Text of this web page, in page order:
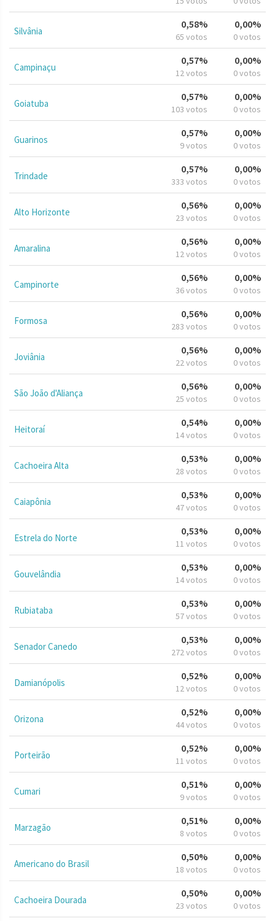
Silvânia
0,58%
65 votos
0,00%
0 votos
Campinaçu
0,57%
12 votos
0,00%
0 votos
Goiatuba
0,57%
103 votos
0,00%
0 votos
Guarinos
0,57%
9 votos
0,00%
0 votos
Trindade
0,57%
333 votos
0,00%
0 votos
Alto Horizonte
0,56%
23 votos
0,00%
0 votos
Amaralina
0,56%
12 votos
0,00%
0 votos
Campinorte
0,56%
36 votos
0,00%
0 votos
Formosa
0,56%
283 votos
0,00%
0 votos
Joviânia
0,56%
22 votos
0,00%
0 votos
São João d'Aliança
0,56%
25 votos
0,00%
0 votos
Heitoraí
0,54%
14 votos
0,00%
0 votos
Cachoeira Alta
0,53%
28 votos
0,00%
0 votos
Caiapônia
0,53%
47 votos
0,00%
0 votos
Estrela do Norte
0,53%
11 votos
0,00%
0 votos
Gouvelândia
0,53%
14 votos
0,00%
0 votos
Rubiataba
0,53%
57 votos
0,00%
0 votos
Senador Canedo
0,53%
272 votos
0,00%
0 votos
Damianópolis
0,52%
12 votos
0,00%
0 votos
Orizona
0,52%
44 votos
0,00%
0 votos
Porteirão
0,52%
11 votos
0,00%
0 votos
Cumari
0,51%
9 votos
0,00%
0 votos
Marzagão
0,51%
8 votos
0,00%
0 votos
Americano do Brasil
0,50%
18 votos
0,00%
0 votos
Cachoeira Dourada
0,50%
23 votos
0,00%
0 votos